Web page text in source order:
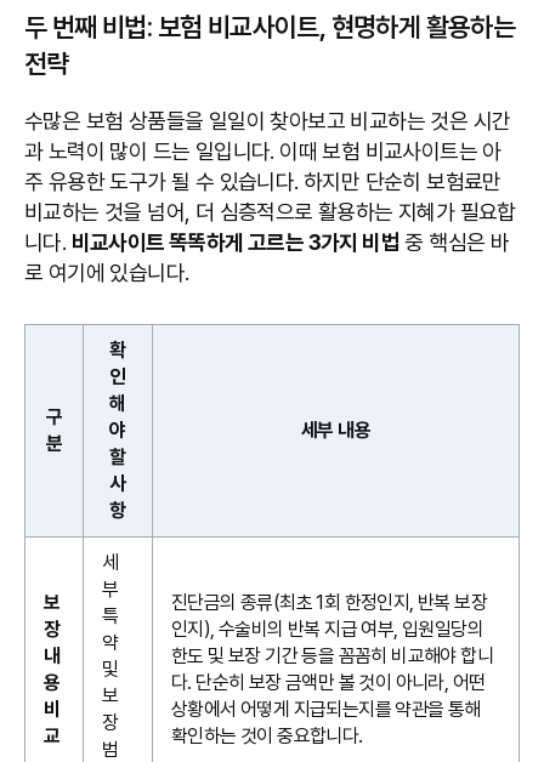
두 번째 비법: 보험 비교사이트, 현명하게 활용하는
전략
수많은 보험 상품들을 일일이 찾아보고 비교하는 것은 시간
과 노력이 많이 드는 일입니다. 이때 보험 비교사이트는 아
주 유용한 도구가 될 수 있습니다. 하지만 단순히 보험료만
비교하는 것을 넘어, 더 심층적으로 활용하는 지혜가 필요합
니다. 비교사이트 똑똑하게 고르는 3가지 비법 중 핵심은 바
로 여기에 있습니다.
구
분
확
인
해
야
할
사
항
세부 내용
보
장
내
용
비
교
세
부
특
약
및
보
장
범
진단금의 종류(최초 1회 한정인지, 반복 보장
인지), 수술비의 반복 지급 여부, 입원일당의
한도 및 보장 기간 등을 꼼꼼히 비교해야 합니
다. 단순히 보장 금액만 볼 것이 아니라, 어떤
상황에서 어떻게 지급되는지를 약관을 통해
확인하는 것이 중요합니다.